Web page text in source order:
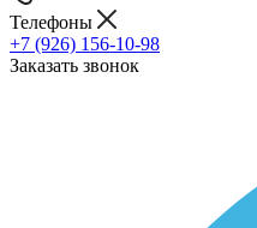
Телефоны
+7 (926) 156-10-98
Заказать звонок